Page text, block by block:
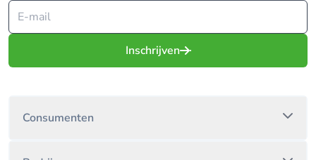
Inschrijven
Consumenten